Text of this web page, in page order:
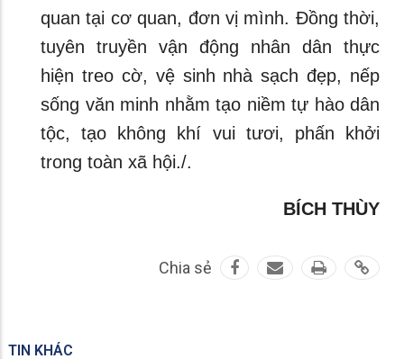
quan tại cơ quan, đơn vị mình. Đồng thời,
tuyên truyền vận động nhân dân thực
hiện treo cờ, vệ sinh nhà sạch đẹp, nếp
sống văn minh nhằm tạo niềm tự hào dân
tộc, tạo không khí vui tươi, phấn khởi
trong toàn xã hội./.
BÍCH THÙY
Chia sẻ
TIN KHÁC